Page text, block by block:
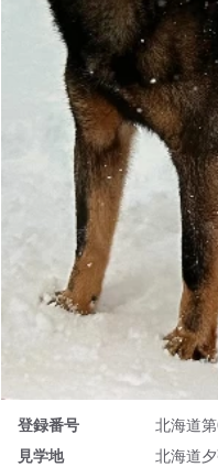
登録番号
北海道
見学地
北海道